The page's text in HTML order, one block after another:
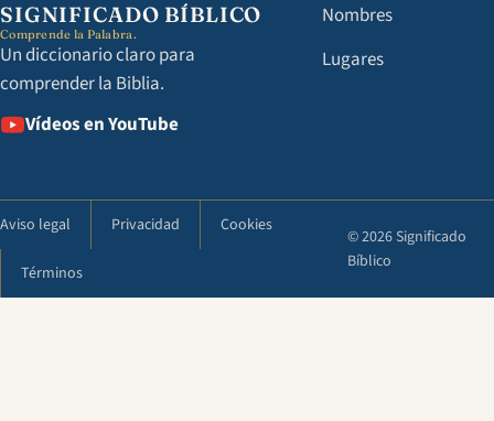
SIGNIFICADO BÍBLICO
Comprende la Palabra.
Un diccionario claro para
comprender la Biblia.
Vídeos en YouTube
Nombres
Lugares
Aviso legal Privacidad Cookies
Términos
© 2026 Significado
Bíblico